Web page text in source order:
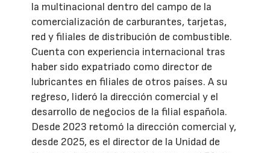
la multinacional dentro del campo de la
comercialización de carburantes, tarjetas,
red y filiales de distribución de combustible.
Cuenta con experiencia internacional tras
haber sido expatriado como director de
lubricantes en filiales de otros países. A su
regreso, lideró la dirección comercial y el
desarrollo de negocios de la filial española.
Desde 2023 retomó la dirección comercial y,
desde 2025, es el director de la Unidad de